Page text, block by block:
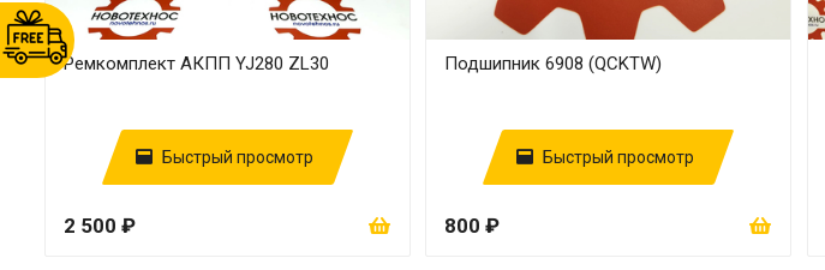
Ремкомплект АКПП YJ280 ZL30
Быстрый просмотр
2 500 ₽
Подшипник 6908 (QCKTW)
Быстрый просмотр
800 ₽